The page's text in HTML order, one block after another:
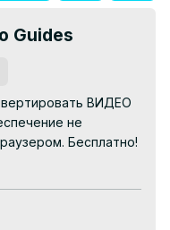
Guides
ВИДЕО
не
Бесплатно!